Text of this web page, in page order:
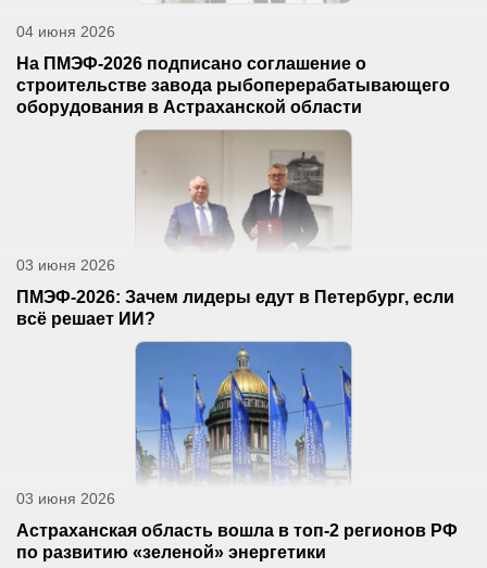
04 июня 2026
На ПМЭФ-2026 подписано соглашение о
строительстве завода рыбоперерабатывающего
оборудования в Астраханской области
03 июня 2026
ПМЭФ-2026: Зачем лидеры едут в Петербург, если
всё решает ИИ?
03 июня 2026
Астраханская область вошла в топ-2 регионов РФ
по развитию «зеленой» энергетики